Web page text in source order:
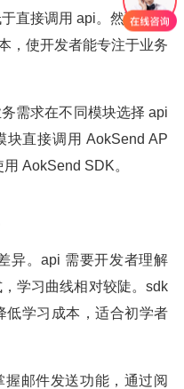
直接调用 api。然而，sd
，使开发者能专注于业务
需求在不同模块选择 api
直接调用 AokSend AP
AokSend SDK。
异。api 需要开发者理解
学习曲线相对较陡。sdk
低学习成本，适合初学者
邮件发送功能，通过阅